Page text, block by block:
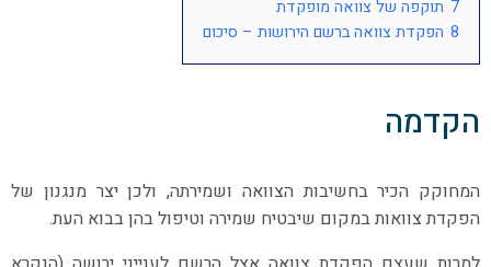
7 תוקפה של צוואה מופקדת
8 הפקדת צוואה ברשם הירושות – סיכום
הקדמה
המחוקק הכיר בחשיבות הצוואה ושמירתה, ולכן יצר מנגנון של
הפקדת צוואות במקום שיבטיח שמירה וטיפול בהן בבוא העת.